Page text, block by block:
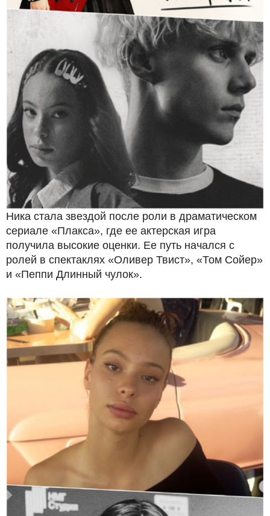
Ника стала звездой после роли в драматическом
сериале «Плакса», где ее актерская игра
получила высокие оценки. Ее путь начался с
ролей в спектаклях «Оливер Твист», «Том Сойер»
и «Пеппи Длинный чулок».